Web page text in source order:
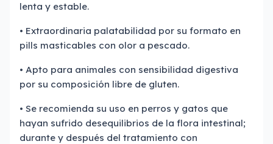
lenta y estable.
• Extraordinaria palatabilidad por su formato en
pills masticables con olor a pescado.
• Apto para animales con sensibilidad digestiva
por su composición libre de gluten.
• Se recomienda su uso en perros y gatos que
hayan sufrido desequilibrios de la flora intestinal;
durante y después del tratamiento con